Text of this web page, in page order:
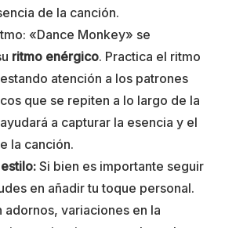
de la canción.
«Dance Monkey» se
ritmo enérgico. Practica el ritmo
atención a los patrones
que se repiten a lo largo de la
a capturar la esencia y el
la canción.
Si bien es importante seguir
en añadir tu toque personal.
adornos, variaciones en la